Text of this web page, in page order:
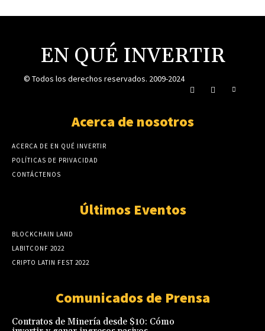
EN QUÉ INVERTIR
© Todos los derechos reservados. 2009-2024
Acerca de nosotros
ACERCA DE EN QUÉ INVERTIR
POLÍTICAS DE PRIVACIDAD
CONTÁCTENOS
Últimos Eventos
BLOCKCHAIN LAND
LABITCONF 2022
CRIPTO LATIN FEST 2022
Comunicados de Prensa
Contratos de Minería desde $10: Cómo